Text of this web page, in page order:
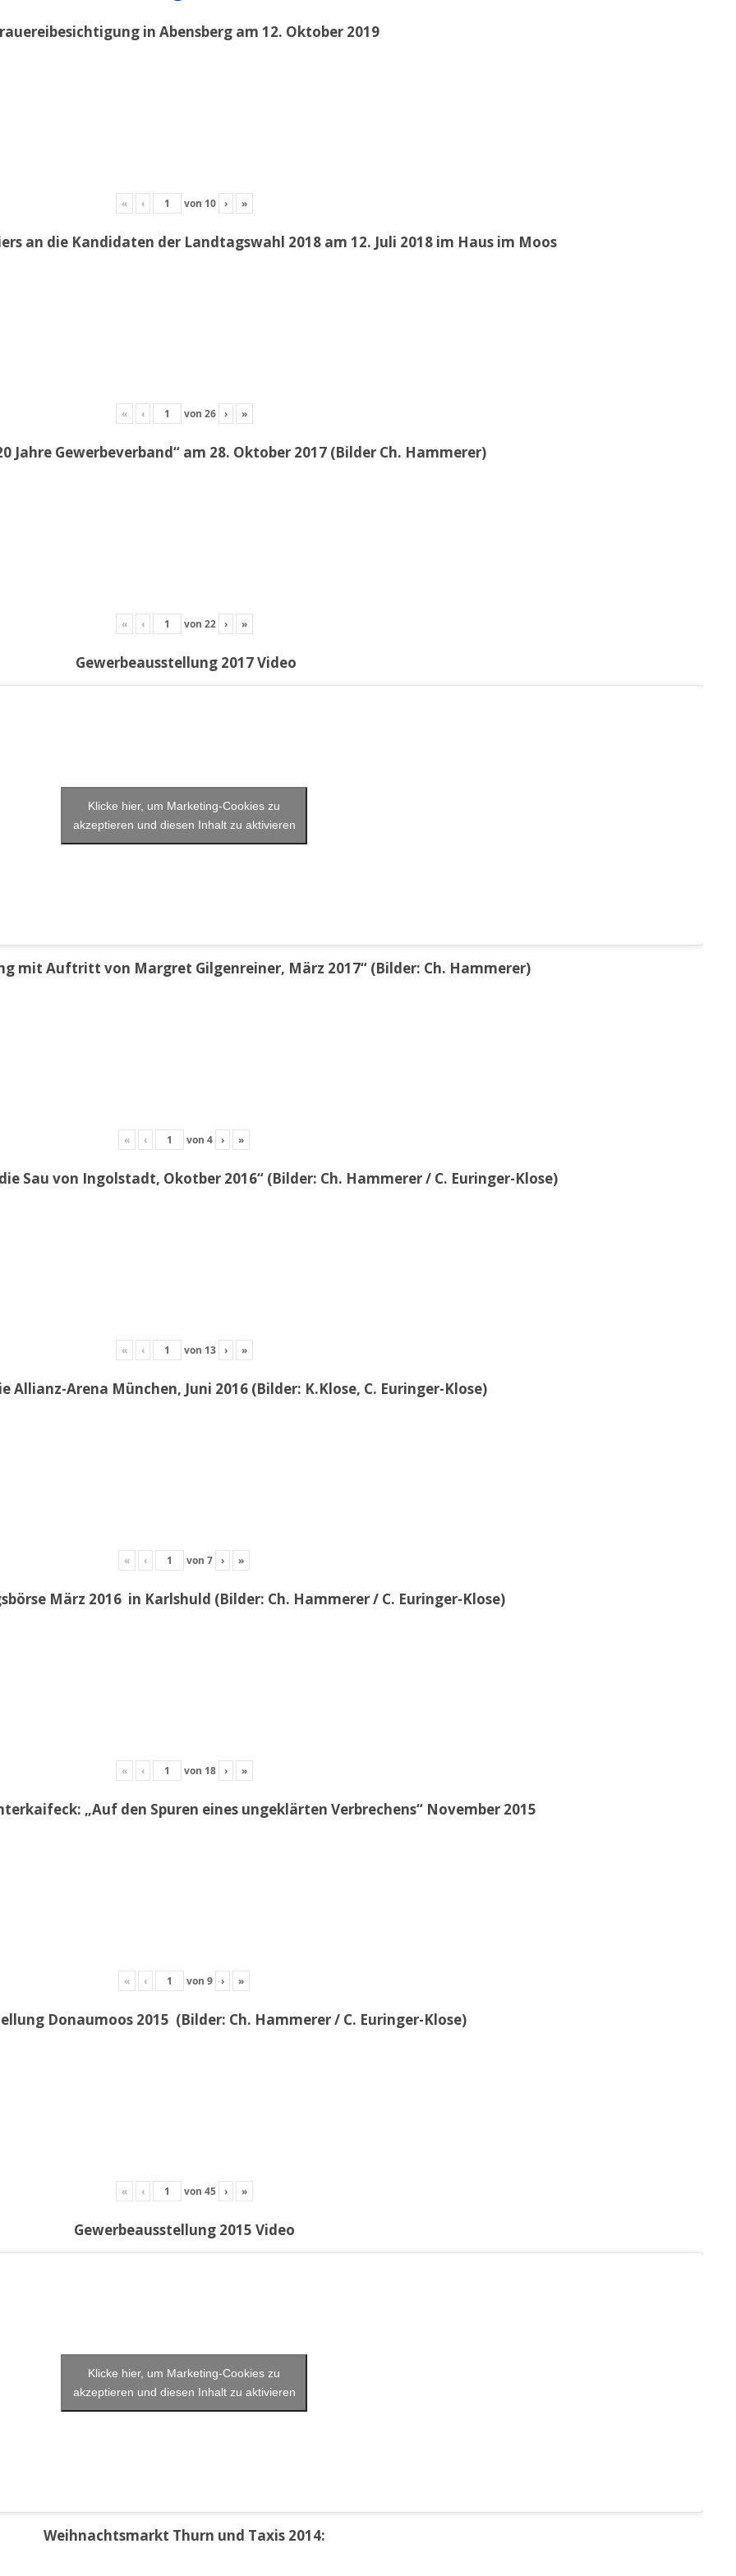
in Abensberg am 12. Oktober 2019
« ‹ von 10 › »
an die Kandidaten der Landtagswahl 2018 am 12. Juli 2018 im Haus im Moos
« ‹ von 26 › »
Jahre Gewerbeverband“ am 28. Oktober 2017 (Bilder Ch. Hammerer)
« ‹ von 22 › »
Gewerbeausstellung 2017 Video
Klicke hier, um Marketing-Cookies zu
akzeptieren und diesen Inhalt zu aktivieren
mit Auftritt von Margret Gilgenreiner, März 2017“ (Bilder: Ch. Hammerer)
« ‹ von 4 › »
Sau von Ingolstadt, Okotber 2016“ (Bilder: Ch. Hammerer / C. Euringer-Klose)
« ‹ von 13 › »
Allianz-Arena München, Juni 2016 (Bilder: K.Klose, C. Euringer-Klose)
« ‹ von 7 › »
März 2016 in Karlshuld (Bilder: Ch. Hammerer / C. Euringer-Klose)
« ‹ von 18 › »
„Auf den Spuren eines ungeklärten Verbrechens“ November 2015
« ‹ von 9 › »
Donaumoos 2015 (Bilder: Ch. Hammerer / C. Euringer-Klose)
« ‹ von 45 › »
Gewerbeausstellung 2015 Video
Klicke hier, um Marketing-Cookies zu
akzeptieren und diesen Inhalt zu aktivieren
Weihnachtsmarkt Thurn und Taxis 2014: